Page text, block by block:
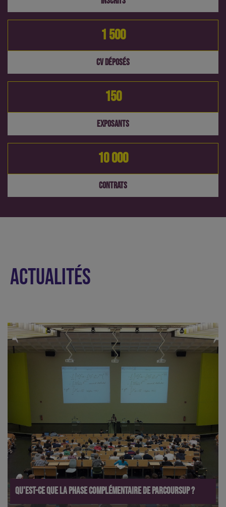
1 500
CV DÉPOSÉS
150
EXPOSANTS
10 000
CONTRATS
ACTUALITÉS
Qu'est-ce que la phase complémentaire de Parcoursup ?